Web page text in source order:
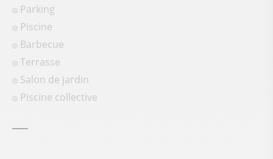
Parking
Piscine
Barbecue
Terrasse
Salon de jardin
Piscine collective